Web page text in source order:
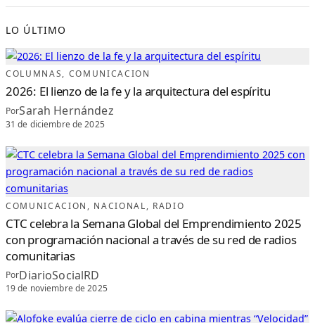
LO ÚLTIMO
COLUMNAS, COMUNICACION
2026: El lienzo de la fe y la arquitectura del espíritu
PorSarah Hernández
31 de diciembre de 2025
COMUNICACION , NACIONAL, RADIO
CTC celebra la Semana Global del Emprendimiento 2025
con programación nacional a través de su red de radios
comunitarias
PorDiarioSocialRD
19 de noviembre de 2025